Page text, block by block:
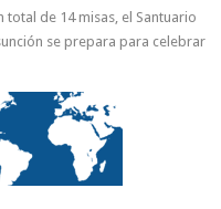
total de 14 misas, el Santuario
se prepara para celebrar